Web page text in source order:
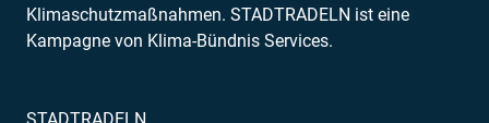
Klimaschutzmaßnahmen. STADTRADELN ist eine
Kampagne von Klima-Bündnis Services.